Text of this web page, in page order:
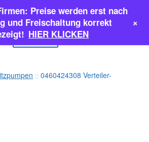
Menü
0460424308 Verteiler-
Preise werden erst nach
und Freischaltung korrekt
HIER KLICKEN
+